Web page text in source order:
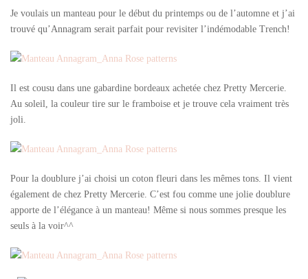
Je voulais un manteau pour le début du printemps ou de l’automne et j’ai
trouvé qu’Annagram serait parfait pour revisiter l’indémodable Trench!
Il est cousu dans une gabardine bordeaux achetée chez Pretty Mercerie.
Au soleil, la couleur tire sur le framboise et je trouve cela vraiment très
joli.
Pour la doublure j’ai choisi un coton fleuri dans les mêmes tons. Il vient
également de chez Pretty Mercerie. C’est fou comme une jolie doublure
apporte de l’élégance à un manteau! Même si nous sommes presque les
seuls à la voir^^